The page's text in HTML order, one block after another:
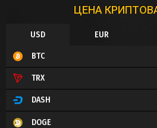
ЦЕНА
USD EUR
BTC
TRX
DASH
DOGE